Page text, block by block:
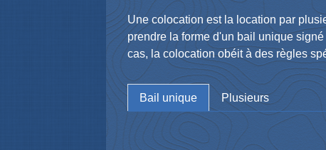
Une colocation est la location par
prendre la forme d'un bail unique
cas, la colocation obéit à des règles
Bail unique Plusieurs